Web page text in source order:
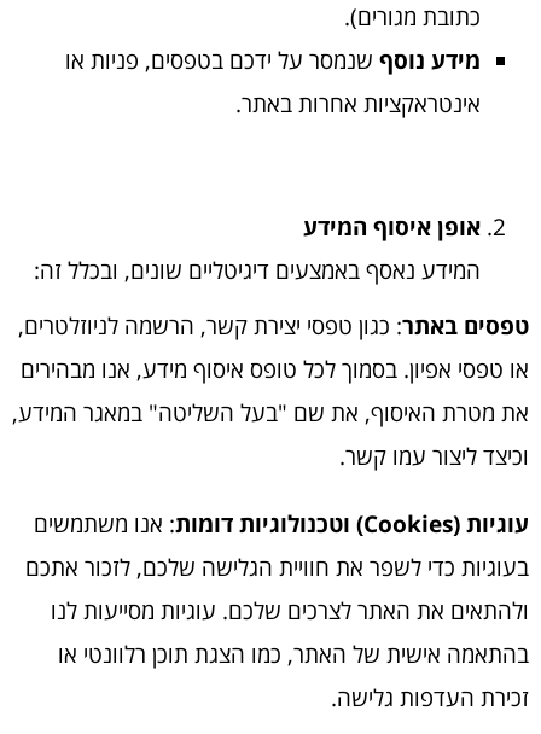
כתובת מגורים).
מידע נוסף שנמסר על ידכם בטפסים, פניות או
אינטראקציות אחרות באתר.
אופן איסוף המידע
המידע נאסף באמצעים דיגיטליים שונים, ובכלל זה:
טפסים באתר: כגון טפסי יצירת קשר, הרשמה לניוזלטרים,
או טפסי אפיון. בסמוך לכל טופס איסוף מידע, אנו מבהירים
את מטרת האיסוף, את שם "בעל השליטה" במאגר המידע,
וכיצד ליצור עמו קשר.
עוגיות (Cookies) וטכנולוגיות דומות: אנו משתמשים
בעוגיות כדי לשפר את חוויית הגלישה שלכם, לזכור אתכם
ולהתאים את האתר לצרכים שלכם. עוגיות מסייעות לנו
בהתאמה אישית של האתר, כמו הצגת תוכן רלוונטי או
זכירת העדפות גלישה.